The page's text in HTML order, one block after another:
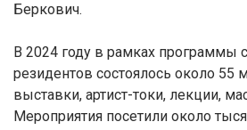
Беркович.
В 2024 году в рамках программы
резидентов состоялось около 55
выставки, артист-токи, лекции,
Мероприятия посетили около